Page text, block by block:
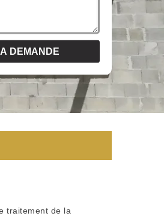
traitement de la